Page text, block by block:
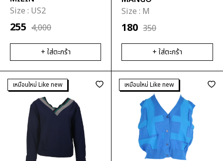
Size : US2
255 4,000
+ ใส่ตะกร้า
Size : M
180 350
+ ใส่ตะกร้า
เหมือนใหม่ Like new เหมือนใหม่ Like new